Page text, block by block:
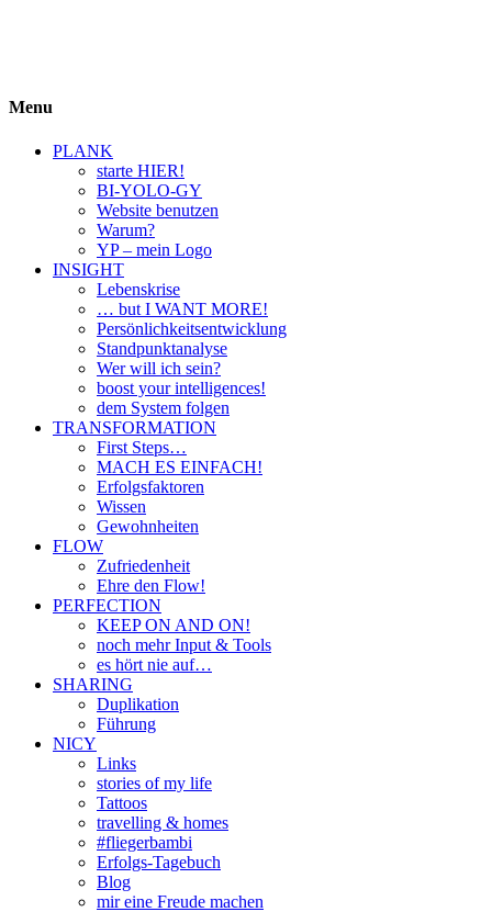
Menu
PLANK
starte HIER!
BI-YOLO-GY
Website benutzen
Warum?
YP – mein Logo
INSIGHT
Lebenskrise
… but I WANT MORE!
Persönlichkeitsentwicklung
Standpunktanalyse
Wer will ich sein?
boost your intelligences!
dem System folgen
TRANSFORMATION
First Steps…
MACH ES EINFACH!
Erfolgsfaktoren
Wissen
Gewohnheiten
FLOW
Zufriedenheit
Ehre den Flow!
PERFECTION
KEEP ON AND ON!
noch mehr Input & Tools
es hört nie auf…
SHARING
Duplikation
Führung
NICY
Links
stories of my life
Tattoos
travelling & homes
#fliegerbambi
Erfolgs-Tagebuch
Blog
mir eine Freude machen